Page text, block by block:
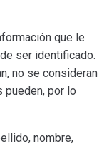
que le
ser identificado.
no se consideran
por lo
nombre,